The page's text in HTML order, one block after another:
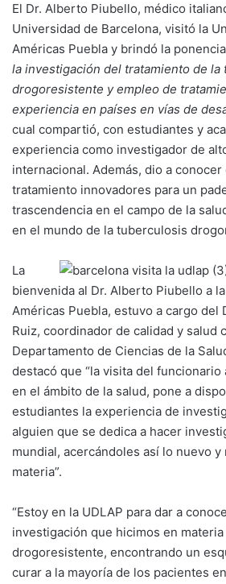
El Dr. Alberto Piubello, médico
Universidad de Barcelona, visitó la
Américas Puebla y brindó la
la investigación del tratamiento de la
drogoresistente y empleo de
experiencia en países en vías de
cual compartió, con estudiantes y
experiencia como investigador de
internacional. Además, dio a conocer
tratamiento innovadores para un
trascendencia en el campo de la
en el mundo de la tuberculosis
La
bienvenida al Dr. Alberto Piubello a
Américas Puebla, estuvo a cargo del
Ruiz, coordinador de calidad y salud
Departamento de Ciencias de la
destacó que “la visita del
en el ámbito de la salud, pone a
estudiantes la experiencia de
alguien que se dedica a hacer
mundial, acercándoles así lo nuevo y
materia”.
“Estoy en la UDLAP para dar a
investigación que hicimos en
drogoresistente, encontrando un
curar a la mayoría de los pacientes